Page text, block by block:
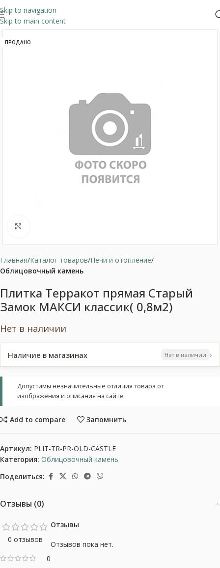
Skip to navigation
Skip to main content
ПРОДАНО
Главная Каталог товаров Печи и отопление
Облицовочный камень
Плитка Терракот прямая Старый
Замок МАКСИ классик( 0,8м2)
Нет в наличии
Наличие в магазинах Нет в наличии ›
Допустимы незначительные отличия товара от
изображения и описания на сайте.
Add to compare Запомнить
Артикул: PLIT-TR-PR-OLD-CASTLE
Категория: Облицовочный камень
Поделиться:
Отзывы (0)
0 отзывов
0
Отзывы
Отзывов пока нет.